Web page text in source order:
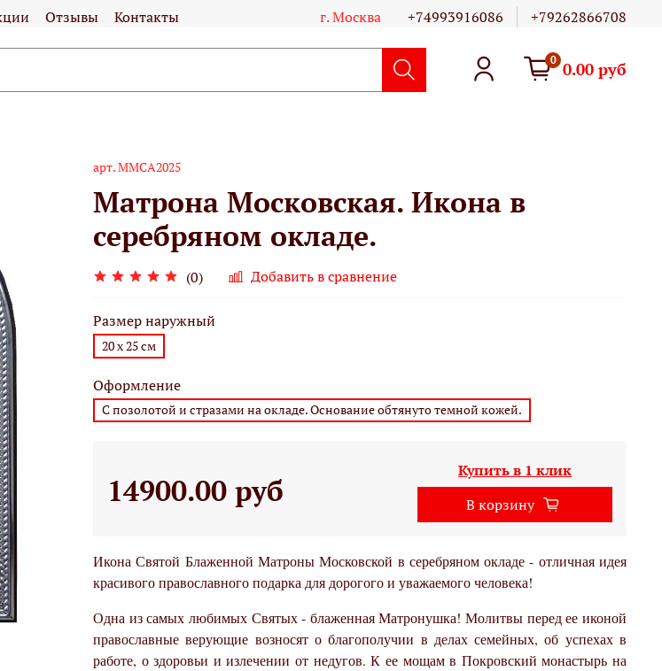
Отзывы Контакты г. Москва +74993916086 +79262866708
0 0.00 руб
арт.ММСА2025
Матрона Московская. Икона в
серебряном окладе.
(0) Добавить в сравнение
Размер наружный
20 х 25 см
Оформление
С позолотой и стразами на окладе. Основание обтянуто темной кожей.
14900.00 руб
Купить в 1 клик
В корзину
Икона Святой Блаженной Матроны Московской в серебряном окладе - отличная идея
красивого православного подарка для дорогого и уважаемого человека!
Одна из самых любимых Святых - блаженная Матронушка! Молитвы перед ее иконой
православные верующие возносят о благополучии в делах семейных, об успехах в
работе, о здоровьи и излечении от недугов. К ее мощам в Покровский монастырь на